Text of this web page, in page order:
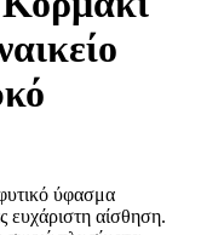
ύφασμα
ευχάριστη αίσθηση.